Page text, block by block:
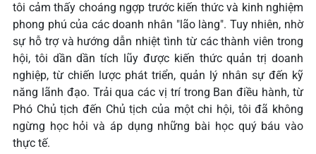
tôi cảm thấy choáng ngợp trước kiến thức và kinh nghiệm
phong phú của các doanh nhân "lão làng". Tuy nhiên, nhờ
sự hỗ trợ và hướng dẫn nhiệt tình từ các thành viên trong
hội, tôi dần dần tích lũy được kiến thức quản trị doanh
nghiệp, từ chiến lược phát triển, quản lý nhân sự đến kỹ
năng lãnh đạo. Trải qua các vị trí trong Ban điều hành, từ
Phó Chủ tịch đến Chủ tịch của một chi hội, tôi đã không
ngừng học hỏi và áp dụng những bài học quý báu vào
thực tế.